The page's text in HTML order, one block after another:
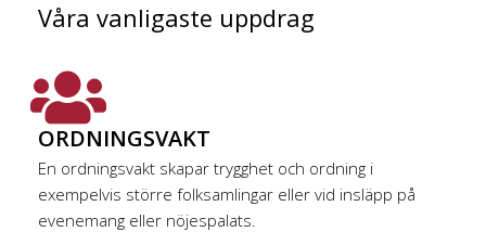
Våra vanligaste uppdrag
ORDNINGSVAKT
En ordningsvakt skapar trygghet och ordning i
exempelvis större folksamlingar eller vid insläpp på
evenemang eller nöjespalats.